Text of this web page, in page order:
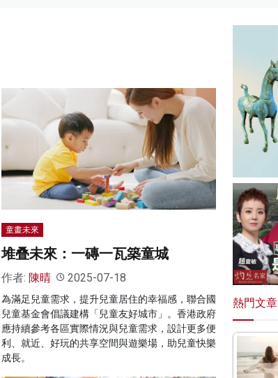
童畫未來
堆叠未來：一磚一瓦築童城
作者: 陳晴 2025-07-18
為滿足兒童需求，提升兒童居住的幸福感，聯合國
兒童基金會倡議建構「兒童友好城市」。香港政府
應持續參考各區實際情況與兒童需求，設計更多便
利、就近、好玩的共享空間與遊樂場，助兒童快樂
成長。
熱門文章